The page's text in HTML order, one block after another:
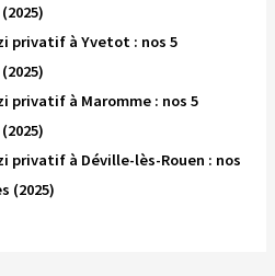
privatif à Yvetot : nos 5
privatif à Maromme : nos 5
privatif à Déville-lès-Rouen : nos
(2025)